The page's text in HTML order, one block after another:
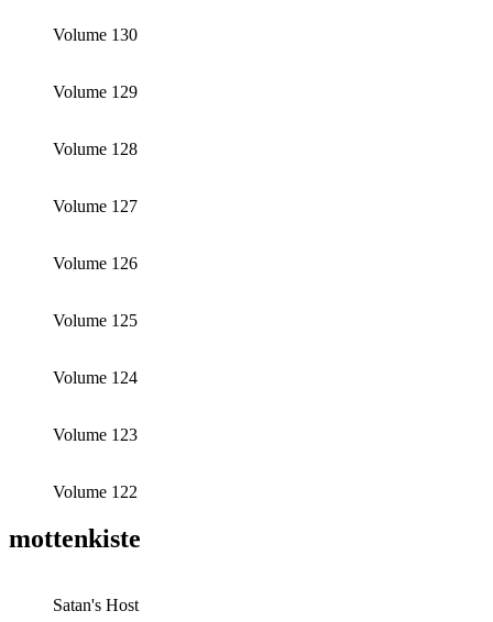
Volume 130
Volume 129
Volume 128
Volume 127
Volume 126
Volume 125
Volume 124
Volume 123
Volume 122
mottenkiste
Satan's Host